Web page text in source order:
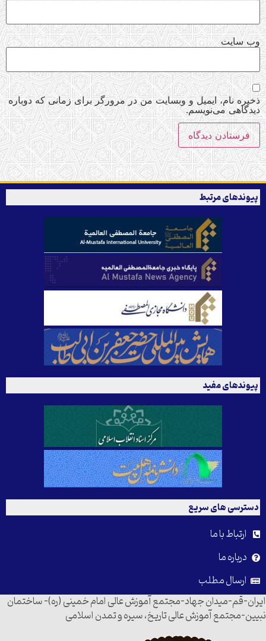
وب‌ سایت
ذخیره نام، ایمیل و وبسایت من در مرورگر برای زمانی که دوباره
دیدگاهی می‌نویسم.
پیوندهای مرتبط
پیوندهای مفید
دسترسی های سریع
ارتباط با ما
درباره ما
ارسال مطلب
ایران-قم-میدان جهاد-مجتمع آموزش عالی امام خمینی (ره)- ساختمان
نبیین-مجتمع آموزش عالی تاریخ، سیره و تمدن اسلامی